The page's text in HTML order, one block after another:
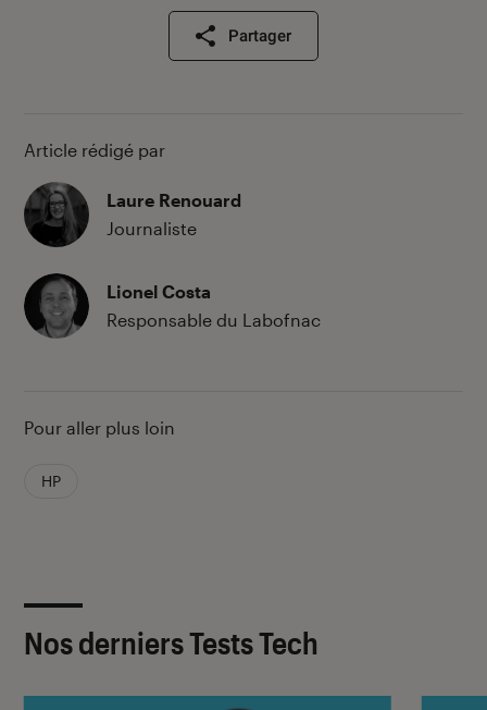
Partager
Article rédigé par
Laure Renouard
Journaliste
Lionel Costa
Responsable du Labofnac
Pour aller plus loin
HP
Nos derniers Tests Tech